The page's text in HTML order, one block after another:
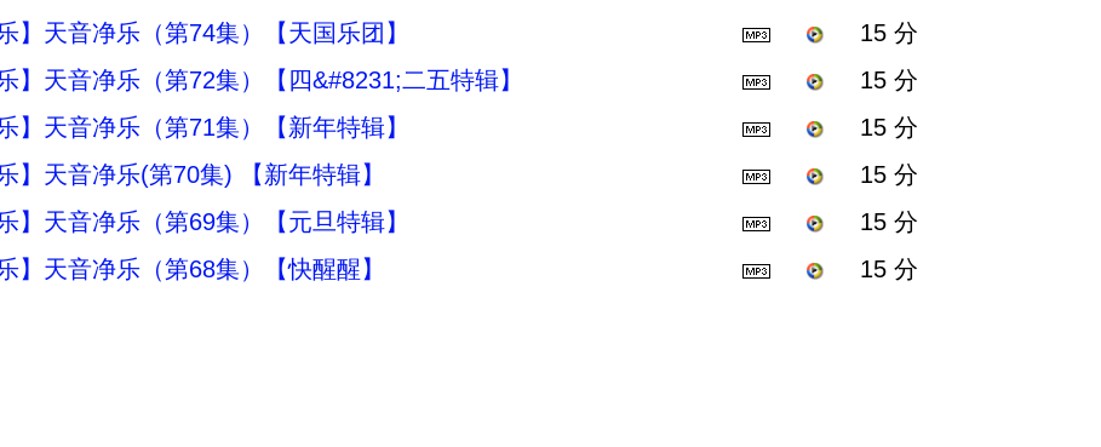
】天音净乐（第74集）【天国乐团】
15 分
】天音净乐（第72集）【四&#8231;二五特辑】
15 分
】天音净乐（第71集）【新年特辑】
15 分
】天音净乐(第70集) 【新年特辑】
15 分
】天音净乐（第69集）【元旦特辑】
15 分
】天音净乐（第68集）【快醒醒】
15 分